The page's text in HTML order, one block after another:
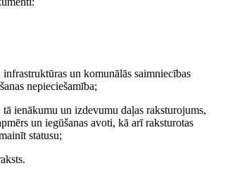
un komunālās saimniecības
nepieciešamība;
ienākumu un izdevumu daļas raksturojums,
un iegūšanas avoti, kā arī raksturotas
statusu;